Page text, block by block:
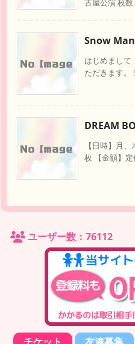
古屋公演 枚
Snow
はじめまして
ただきます。
DREAM
【日時】月
枚 【金額】
ユーザー数：76112